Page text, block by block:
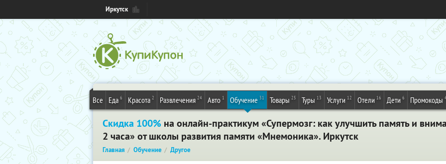
Иркутск
Все Еда 6 Красота 2 Развлечения 24 Авто 1 Обучение 31 Товары 25 Туры 13 Услуги 12 Отели 16 Дети 6 Промокоды
Скидка 100% на онлайн-практикум «Супермозг: как улучшить память и
2 часа» от школы развития памяти «Мнемоника». Иркутск
Главная Обучение Другое